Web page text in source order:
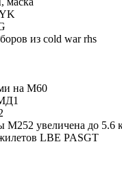
из cold war rhs
на М60
M252 увеличена до 5.6
LBE PASGT